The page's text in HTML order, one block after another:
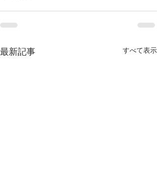
最新記事 すべて表示